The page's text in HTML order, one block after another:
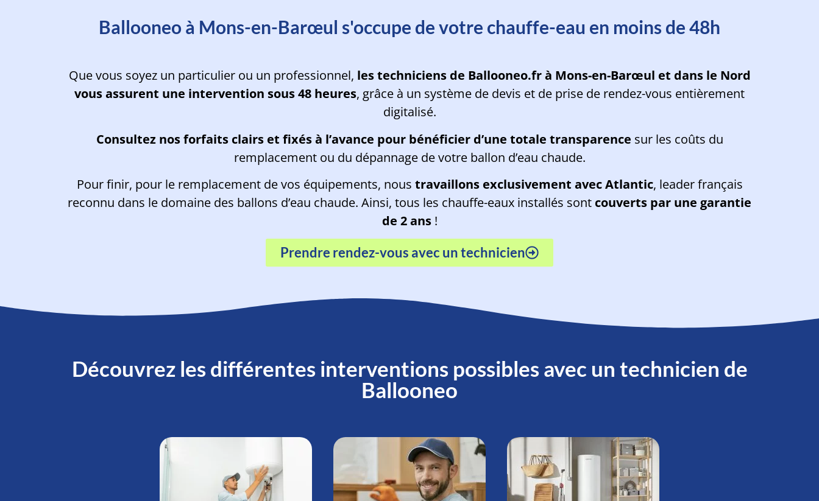
Ballooneo à Mons-en-Barœul s'occupe de votre chauffe-eau en moins de 48h
Que vous soyez un particulier ou un professionnel, les techniciens de Ballooneo.fr à Mons-en-Barœul et dans le Nord
vous assurent une intervention sous 48 heures, grâce à un système de devis et de prise de rendez-vous entièrement
digitalisé.
Consultez nos forfaits clairs et fixés à l’avance pour bénéficier d’une totale transparence sur les coûts du
remplacement ou du dépannage de votre ballon d’eau chaude.
Pour finir, pour le remplacement de vos équipements, nous travaillons exclusivement avec Atlantic, leader français
reconnu dans le domaine des ballons d’eau chaude. Ainsi, tous les chauffe-eaux installés sont couverts par une garantie
de 2 ans!
Prendre rendez-vous avec un technicien
Découvrez les différentes interventions possibles avec un technicien de
Ballooneo